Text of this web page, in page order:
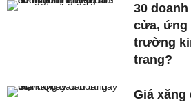
30
cửa, ứng
trường
trang?
Giá xăng